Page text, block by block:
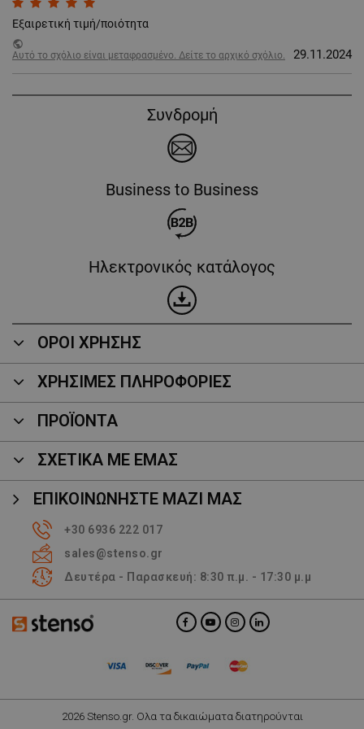
Εξαιρετική τιμή/ποιότητα
public
Αυτό το σχόλιο είναι μεταφρασμένο. Δείτε το αρχικό σχόλιο.
29.11.2024
Συνδρομή
Business to Business
Ηλεκτρονικός κατάλογος
ΟΡΟΙ ΧΡΗΣΗΣ
ΧΡΗΣΙΜΕΣ ΠΛΗΡΟΦΟΡΙΕΣ
ΠΡΟΪΌΝΤΑ
ΣΧΕΤΙΚΑ ΜΕ ΕΜΑΣ
ΕΠΙΚΟΙΝΩΝΉΣΤΕ ΜΑΖΊ ΜΑΣ
+30 6936 222 017
sales@stenso.gr
Δευτέρα - Παρασκευή: 8:30 π.μ. - 17:30 μ.μ
2026 Stenso.gr. Ολα τα δικαιώματα διατηρούνται